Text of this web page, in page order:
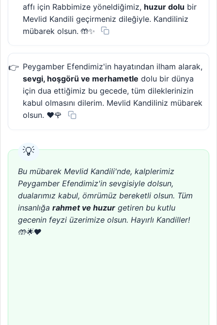
affı için Rabbimize yöneldiğimiz, huzur dolu bir
Mevlid Kandili geçirmeniz dileğiyle. Kandiliniz
mübarek olsun. 🤲✨
Peygamber Efendimiz'in hayatından ilham alarak,
sevgi, hoşgörü ve merhametle dolu bir dünya
için dua ettiğimiz bu gecede, tüm dileklerinizin
kabul olmasını dilerim. Mevlid Kandiliniz mübarek
olsun. ❤️🌹
Bu mübarek Mevlid Kandili'nde, kalplerimiz
Peygamber Efendimiz'in sevgisiyle dolsun,
dualarımız kabul, ömrümüz bereketli olsun. Tüm
insanlığa rahmet ve huzur getiren bu kutlu
gecenin feyzi üzerimize olsun. Hayırlı Kandiller!
🤲🌟❤️